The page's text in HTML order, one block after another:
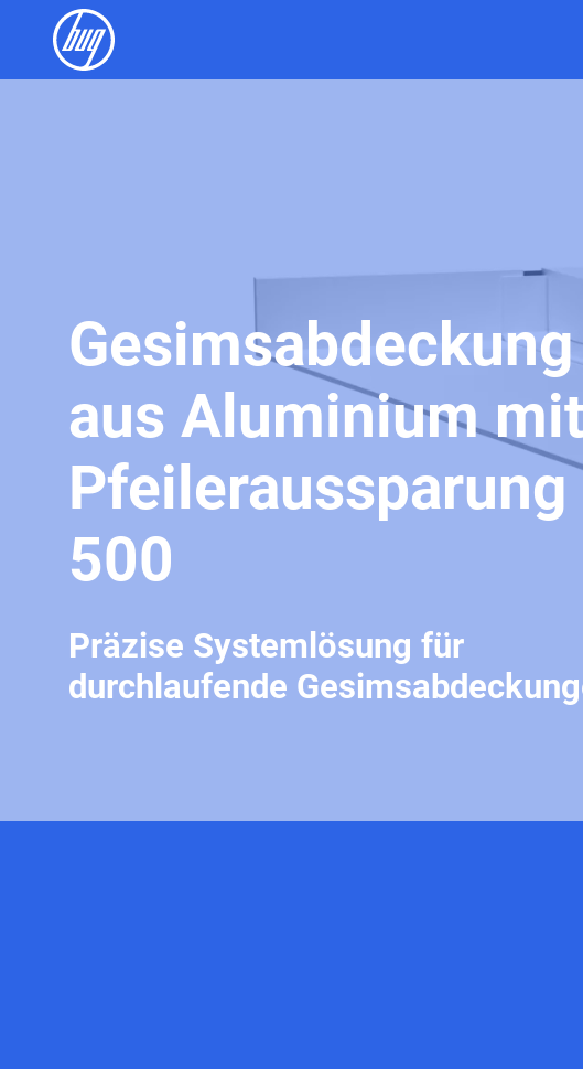
Gesimsabdeckung
aus Aluminium mit
Pfeileraussparung
500
Präzise Systemlösung für
durchlaufende